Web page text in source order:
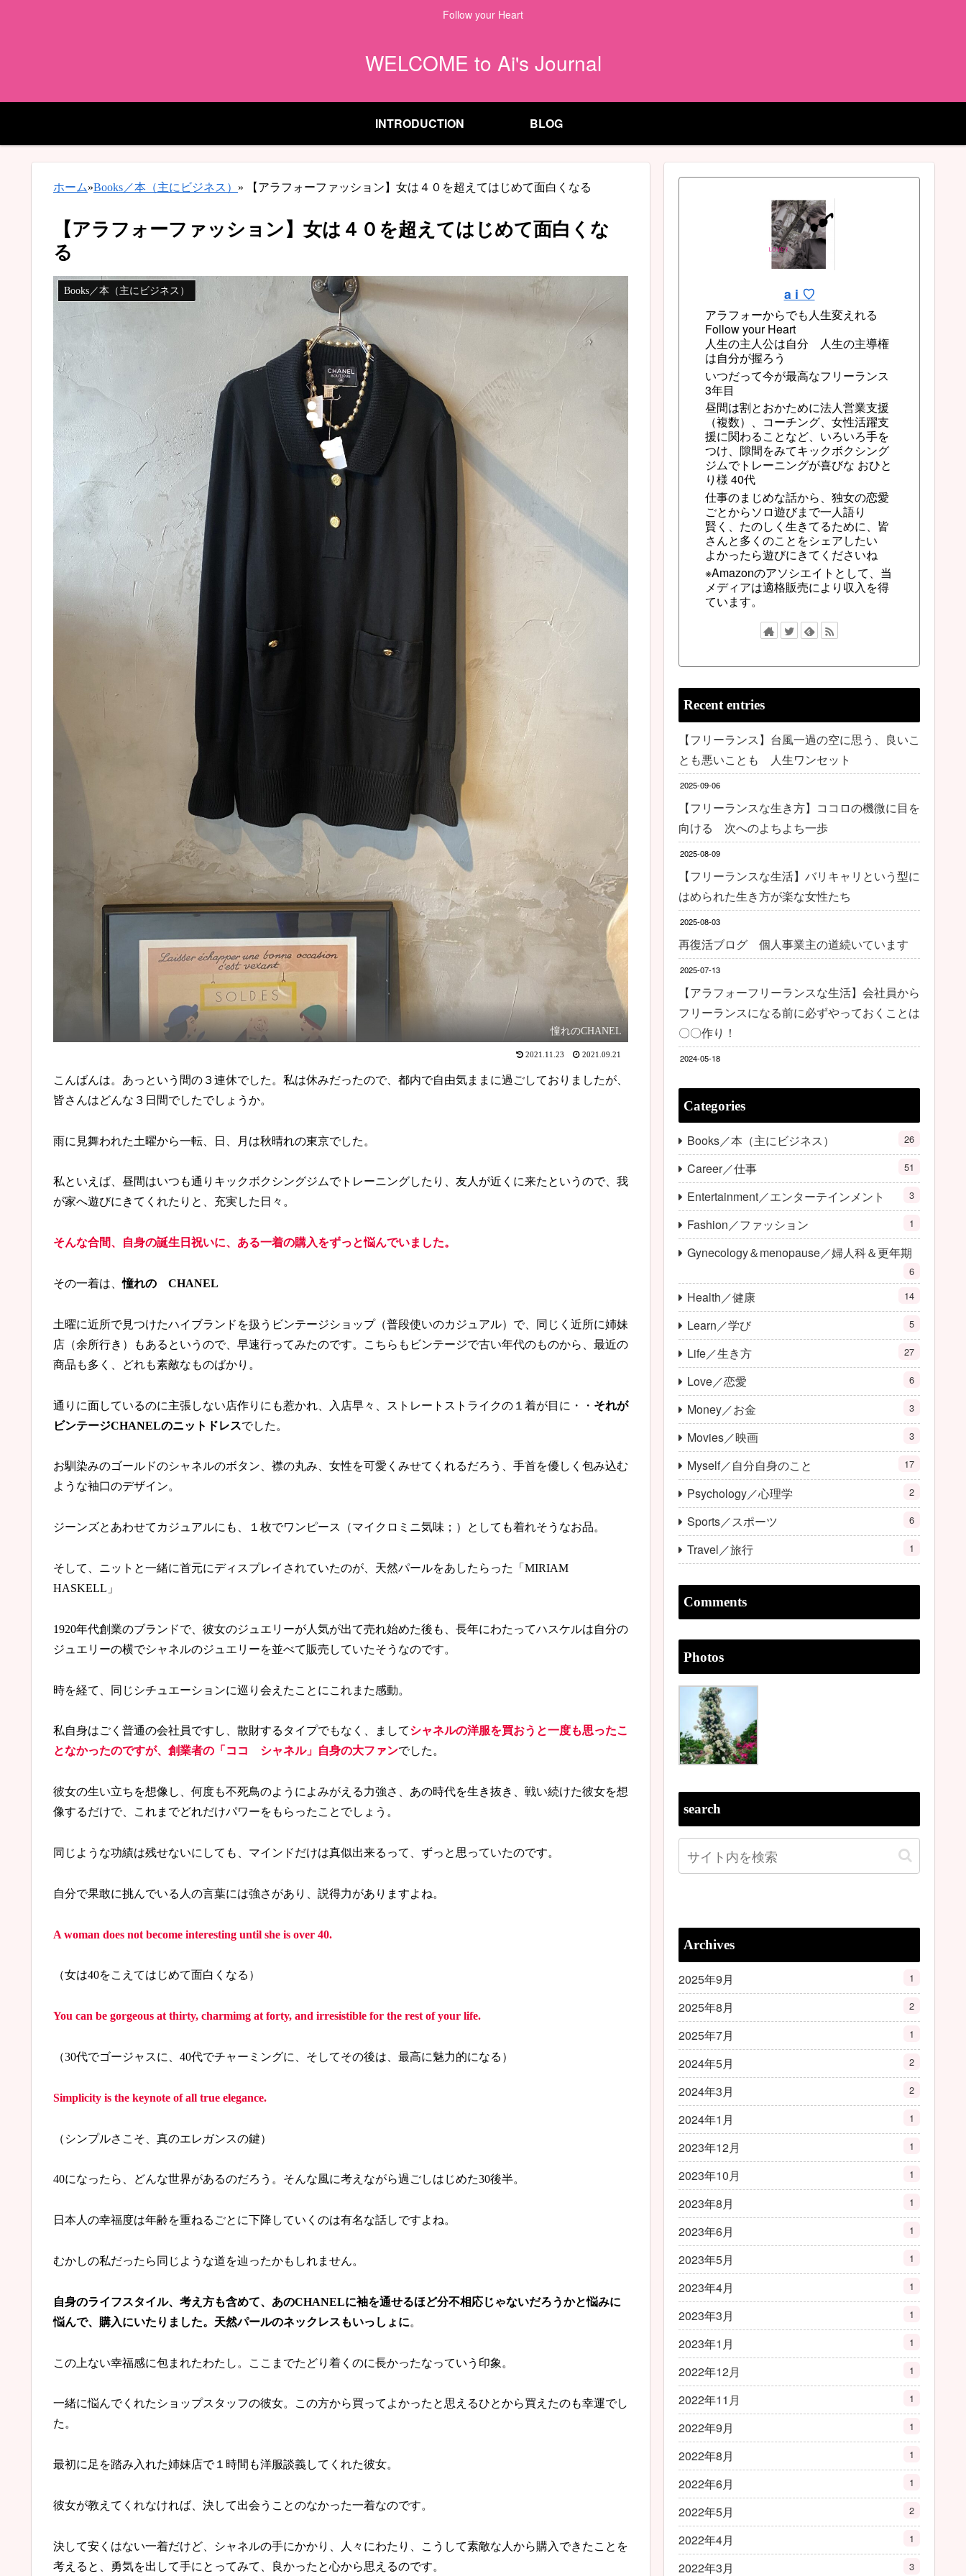
Follow your Heart
WELCOME to Ai's Journal
INTRODUCTION BLOG
ホーム»Books／本（主にビジネス） » 【アラフォーファッション】女は４０を超えてはじめて面白くなる
【アラフォーファッション】女は４０を超えてはじめて面白くな
る
Books／本（主にビジネス）
憧れのCHANEL
2021.11.23 2021.09.21
こんばんは。あっという間の３連休でした。私は休みだったので、都内で自由気ままに過ごしておりましたが、
皆さんはどんな３日間でしたでしょうか。
雨に見舞われた土曜から一転、日、月は秋晴れの東京でした。
私といえば、昼間はいつも通りキックボクシングジムでトレーニングしたり、友人が近くに来たというので、我
が家へ遊びにきてくれたりと、充実した日々。
そんな合間、自身の誕生日祝いに、ある一着の購入をずっと悩んでいました。
その一着は、憧れの CHANEL
土曜に近所で見つけたハイブランドを扱うビンテージショップ（普段使いのカジュアル）で、同じく近所に姉妹
店（余所行き）もあるというので、早速行ってみたのです。こちらもビンテージで古い年代のものから、最近の
商品も多く、どれも素敵なものばかり。
通りに面しているのに主張しない店作りにも惹かれ、入店早々、ストレートストライクの１着が目に・・ それが
ビンテージCHANELのニットドレスでした。
お馴染みのゴールドのシャネルのボタン、襟の丸み、女性を可愛くみせてくれるだろう、手首を優しく包み込む
ような袖口のデザイン。
ジーンズとあわせてカジュアルにも、１枚でワンピース（マイクロミニ気味；）としても着れそうなお品。
そして、ニットと一緒に首元にディスプレイされていたのが、天然パールをあしたらった「MIRIAM
HASKELL」
1920年代創業のブランドで、彼女のジュエリーが人気が出て売れ始めた後も、長年にわたってハスケルは自分の
ジュエリーの横でシャネルのジュエリーを並べて販売していたそうなのです。
時を経て、同じシチュエーションに巡り会えたことにこれまた感動。
私自身はごく普通の会社員ですし、散財するタイプでもなく、ましてシャネルの洋服を買おうと一度も思ったこ
となかったのですが、創業者の「ココ
シャネル」自身の大ファンでした。
彼女の生い立ちを想像し、何度も不死鳥のようによみがえる力強さ、あの時代を生き抜き、戦い続けた彼女を想
像するだけで、これまでどれだけパワーをもらったことでしょう。
同じような功績は残せないにしても、マインドだけは真似出来るって、ずっと思っていたのです。
自分で果敢に挑んでいる人の言葉には強さがあり、説得力がありますよね。
A woman does not become interesting until she is over 40.
（女は40をこえてはじめて面白くなる）
You can be gorgeous at thirty, charmimg at forty, and irresistible for the rest of your life.
（30代でゴージャスに、40代でチャーミングに、そしてその後は、最高に魅力的になる）
Simplicity is the keynote of all true elegance.
（シンプルさこそ、真のエレガンスの鍵）
40になったら、どんな世界があるのだろう。そんな風に考えながら過ごしはじめた30後半。
日本人の幸福度は年齢を重ねるごとに下降していくのは有名な話しですよね。
むかしの私だったら同じような道を辿ったかもしれません。
自身のライフスタイル、考え方も含めて、あのCHANELに袖を通せるほど分不相応じゃないだろうかと悩みに
悩んで、購入にいたりました。天然パールのネックレスもいっしょに。
この上ない幸福感に包まれたわたし。ここまでたどり着くのに長かったなっていう印象。
一緒に悩んでくれたショップスタッフの彼女。この方から買ってよかったと思えるひとから買えたのも幸運でし
た。
最初に足を踏み入れた姉妹店で１時間も洋服談義してくれた彼女。
彼女が教えてくれなければ、決して出会うことのなかった一着なのです。
決して安くはない一着だけど、シャネルの手にかかり、人々にわたり、こうして素敵な人から購入できたことを
考えると、勇気を出して手にとってみて、良かったと心から思えるのです。
a i ♡
アラフォーからでも人生変えれる
Follow your Heart
人生の主人公は自分 人生の主導権
は自分が握ろう
いつだって今が最高なフリーランス
3年目
昼間は割とおかために法人営業支援
（複数）、コーチング、女性活躍支
援に関わることなど、いろいろ手を
つけ、隙間をみてキックボクシング
ジムでトレーニングが喜びな おひと
り様 40代
仕事のまじめな話から、独女の恋愛
ごとからソロ遊びまで一人語り
賢く、たのしく生きてるために、皆
さんと多くのことをシェアしたい
よかったら遊びにきてくださいね
※Amazonのアソシエイトとして、当
メディアは適格販売により収入を得
ています。
Recent entries
【フリーランス】台風一過の空に思う、良いこ
とも悪いことも 人生ワンセット
2025-09-06
【フリーランスな生き方】ココロの機微に目を
向ける 次へのよちよち一歩
2025-08-09
【フリーランスな生活】バリキャリという型に
はめられた生き方が楽な女性たち
2025-08-03
再復活ブログ 個人事業主の道続いています
2025-07-13
【アラフォーフリーランスな生活】会社員から
フリーランスになる前に必ずやっておくことは
〇〇作り！
2024-05-18
Categories
Books／本（主にビジネス） 26
Career／仕事 51
Entertainment／エンターテインメント 3
Fashion／ファッション 1
Gynecology＆menopause／婦人科＆更年期
6
Health／健康 14
Learn／学び 5
Life／生き方 27
Love／恋愛 6
Money／お金 3
Movies／映画 3
Myself／自分自身のこと 17
Psychology／心理学 2
Sports／スポーツ 6
Travel／旅行 1
Comments
Photos
search
Archives
2025年9月 1
2025年8月 2
2025年7月 1
2024年5月 2
2024年3月 2
2024年1月 1
2023年12月 1
2023年10月 1
2023年8月 1
2023年6月 1
2023年5月 1
2023年4月 1
2023年3月 1
2023年1月 1
2022年12月 1
2022年11月 1
2022年9月 1
2022年8月 1
2022年6月 1
2022年5月 2
2022年4月 1
2022年3月 3